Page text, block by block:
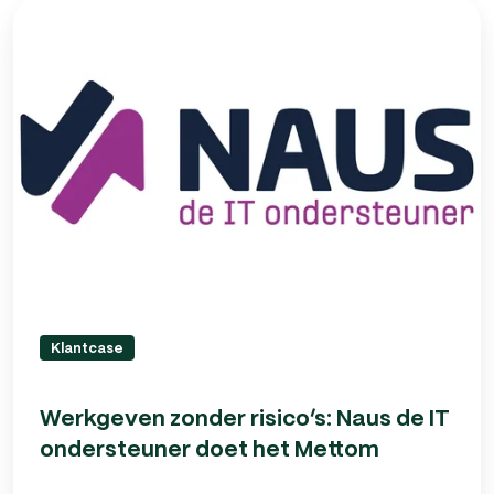
de
IT
ondersteuner
doet
Klantcase
Werkgeven zonder risico’s: Naus de IT
ondersteuner doet het Mettom